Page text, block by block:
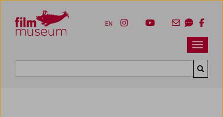
Zum Inhalt
Zum Hauptmenü
Zur Servicenavigation
Zum Suche
Navbar
EN